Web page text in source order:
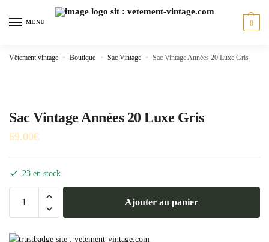
MENU 0
Vêtement vintage » Boutique » Sac Vintage » Sac Vintage Années 20 Luxe Gris
Sac Vintage Années 20 Luxe Gris
69.00€
23 en stock
Vintage
Ajouter au panier